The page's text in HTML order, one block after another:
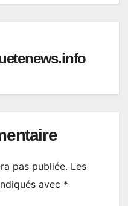
pas publiée. Les
avec *